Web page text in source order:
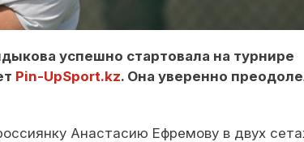
успешно стартовала на турнире
Pin-UpSport.kz. Она уверенно
Анастасию Ефремову в двух